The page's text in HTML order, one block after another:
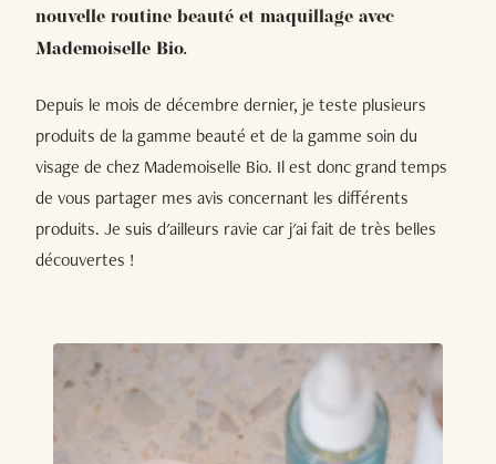
nouvelle routine beauté et maquillage avec
Mademoiselle Bio.
Depuis le mois de décembre dernier, je teste plusieurs
produits de la gamme beauté et de la gamme soin du
visage de chez Mademoiselle Bio. Il est donc grand temps
de vous partager mes avis concernant les différents
produits. Je suis d'ailleurs ravie car j'ai fait de très belles
découvertes !